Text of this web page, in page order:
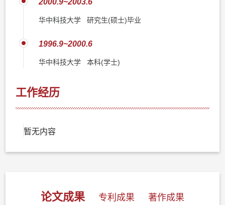
2000.9~2003.6
华中科技大学 研究生(硕士)毕业
1996.9~2000.6
华中科技大学 本科(学士)
工作经历
暂无内容
论文成果 专利成果 著作成果